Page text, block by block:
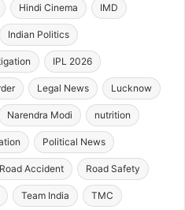
Hindi Cinema IMD
Indian Politics
IPL 2026
Legal News Lucknow
Narendra Modi nutrition
Political News
Road Accident Road Safety
Team India TMC